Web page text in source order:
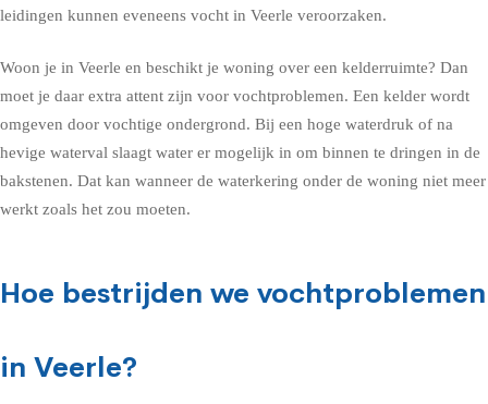
leidingen kunnen eveneens vocht in Veerle veroorzaken.
Woon je in Veerle en beschikt je woning over een kelderruimte? Dan
moet je daar extra attent zijn voor vochtproblemen. Een kelder wordt
omgeven door vochtige ondergrond. Bij een hoge waterdruk of na
hevige waterval slaagt water er mogelijk in om binnen te dringen in de
bakstenen. Dat kan wanneer de waterkering onder de woning niet meer
werkt zoals het zou moeten.
Hoe bestrijden we vochtproblemen
in Veerle?